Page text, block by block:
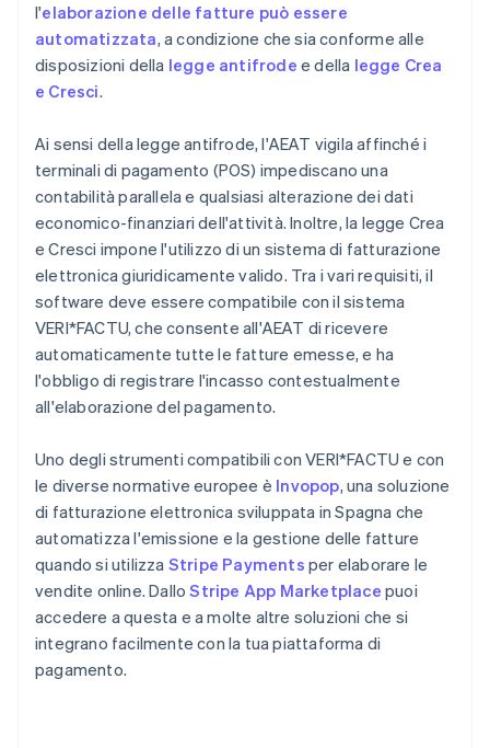
l'elaborazione delle fatture può essere
automatizzata, a condizione che sia conforme alle
disposizioni della legge antifrode e della legge Crea
e Cresci.
Ai sensi della legge antifrode, l'AEAT vigila affinché i
terminali di pagamento (POS) impediscano una
contabilità parallela e qualsiasi alterazione dei dati
economico-finanziari dell'attività. Inoltre, la legge Crea
e Cresci impone l'utilizzo di un sistema di fatturazione
elettronica giuridicamente valido. Tra i vari requisiti, il
software deve essere compatibile con il sistema
VERI*FACTU, che consente all'AEAT di ricevere
automaticamente tutte le fatture emesse, e ha
l'obbligo di registrare l'incasso contestualmente
all'elaborazione del pagamento.
Uno degli strumenti compatibili con VERI*FACTU e con
le diverse normative europee è Invopop, una soluzione
di fatturazione elettronica sviluppata in Spagna che
automatizza l'emissione e la gestione delle fatture
quando si utilizza Stripe Payments per elaborare le
vendite online. DalloStripe App Marketplace puoi
accedere a questa e a molte altre soluzioni che si
integrano facilmente con la tua piattaforma di
pagamento.